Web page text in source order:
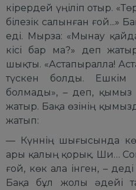
кірердей үңіліп отыр.
білезік салынған ғой...»
еді. Мырза: «Мынау
кісі бар ма?» деп
шықты. «Астапыралла!
түскен болды. Ешкім
болмады», – деп, қымыз
жатыр. Бақа өзінің
жатып:
— Күннің шығысында
ары қалың қорық. Ши…
ғой, көк ала інген, –
Бақа бұл жолы әдейі